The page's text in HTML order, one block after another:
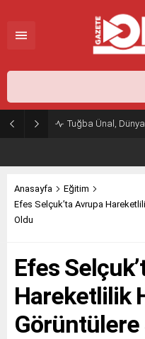
Anasayfa
Eğitim
Efes Selçuk’ta Avrupa
Oldu
Efes
Hareketlilik
Görüntülere